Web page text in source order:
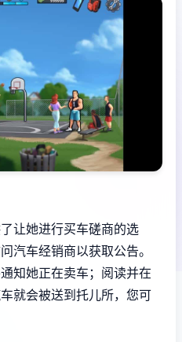
让她进行买车磋商的选
汽车经销商以获取公告。
知她正在卖车；阅读并在
就会被送到托儿所，您可